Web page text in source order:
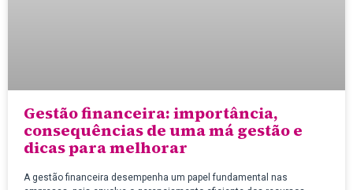
Gestão financeira: importância,
consequências de uma má gestão e
dicas para melhorar
A gestão financeira desempenha um papel fundamental nas